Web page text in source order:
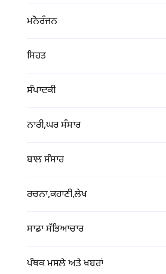
ਮਨੋਰੰਜਨ
ਸਿਹਤ
ਸੰਪਾਦਕੀ
ਨਾਰੀ,ਘਰ ਸੰਸਾਰ
ਬਾਲ ਸੰਸਾਰ
ਰਚਨਾ,ਕਹਾਣੀ,ਲੇਖ
ਸਾਡਾ ਸੱਭਿਆਚਾਰ
ਪੰਥਕ ਮਸਲੇ ਅਤੇ ਖ਼ਬਰਾਂ